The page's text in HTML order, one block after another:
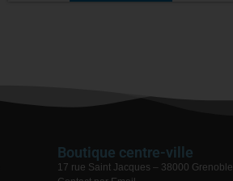
Boutique centre-ville
17 rue Saint Jacques – 38000 Grenoble